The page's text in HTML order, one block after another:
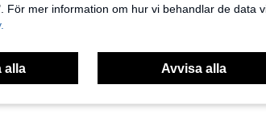
För mer information om hur vi behandlar de data
alla Avvisa alla